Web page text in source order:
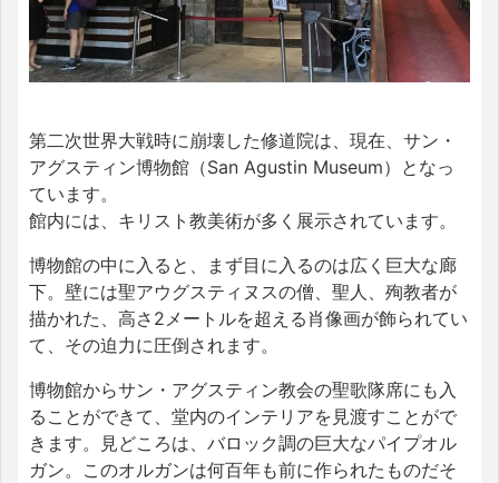
第二次世界大戦時に崩壊した修道院は、現在、サン・
アグスティン博物館（San Agustin Museum）となっ
ています。
館内には、キリスト教美術が多く展示されています。
博物館の中に入ると、まず目に入るのは広く巨大な廊
下。壁には聖アウグスティヌスの僧、聖人、殉教者が
描かれた、高さ2メートルを超える肖像画が飾られてい
て、その迫力に圧倒されます。
博物館からサン・アグスティン教会の聖歌隊席にも入
ることができて、堂内のインテリアを見渡すことがで
きます。見どころは、バロック調の巨大なパイプオル
ガン。このオルガンは何百年も前に作られたものだそ